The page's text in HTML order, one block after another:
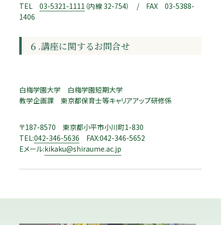
TEL 03-5321-1111 （内線 32-754） / FAX 03-5388-
1406
６.講座に関するお問合せ
白梅学園大学 白梅学園短期大学
教学企画課 東京都保育士等キャリアアップ研修係
〒187-8570 東京都小平市小川町1-830
TEL:042-346-5636 FAX:042-346-5652
Eメール:kikaku@shiraume.ac.jp